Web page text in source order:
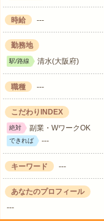
時給 ---
勤務地
駅/路線 清水(大阪府)
職種 ---
こだわりINDEX
絶対 副業・WワークOK
できれば ---
キーワード ---
あなたのプロフィール
---